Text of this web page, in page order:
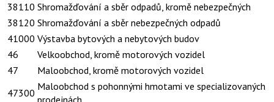
38110 Shromažďování a sběr odpadů, kromě nebezpečných
38120 Shromažďování a sběr nebezpečných odpadů
41000 Výstavba bytových a nebytových budov
46
Velkoobchod, kromě motorových vozidel
47
Maloobchod, kromě motorových vozidel
47300
Maloobchod s pohonnými hmotami ve specializovaných